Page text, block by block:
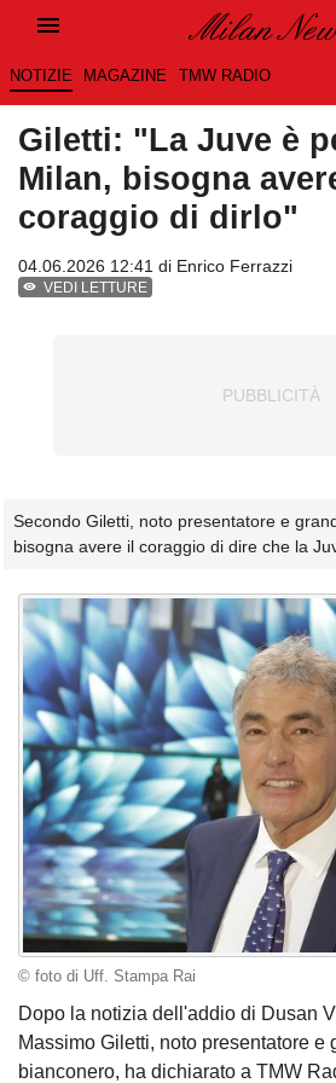
NOTIZIE MAGAZINE TMW RADIO
Giletti: "La Juve è
Milan, bisogna
coraggio di dirlo"
04.06.2026 12:41 di Enrico Ferrazzi
VEDI LETTURE
Secondo Giletti, noto presentatore e
bisogna avere il coraggio di dire che la
© foto di Uff. Stampa Rai
Dopo la notizia dell'addio di Dusan
Massimo Giletti, noto presentatore e
bianconero, ha dichiarato a TMW